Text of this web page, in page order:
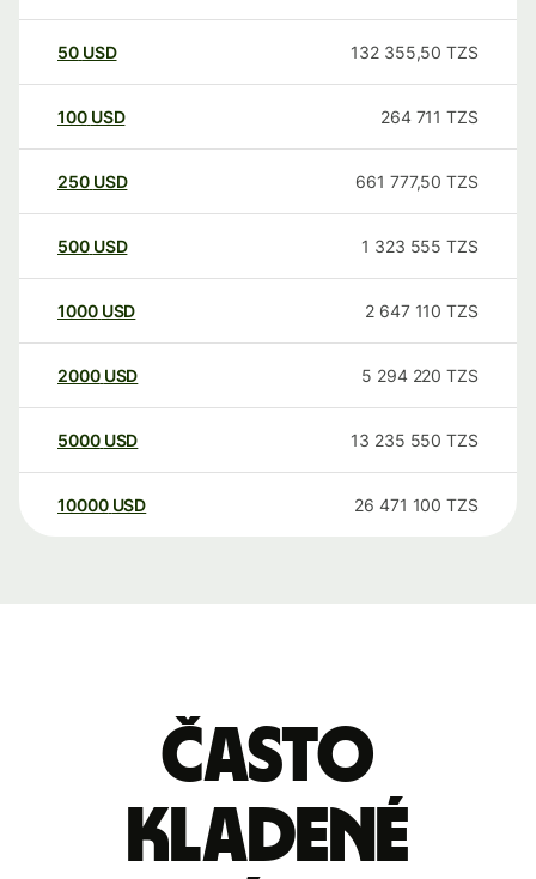
50 USD 132 355,50 TZS
100 USD 264 711 TZS
250 USD 661 777,50 TZS
500 USD 1 323 555 TZS
1000 USD 2 647 110 TZS
2000 USD 5 294 220 TZS
5000 USD 13 235 550 TZS
10000 USD 26 471 100 TZS
Často
kladené